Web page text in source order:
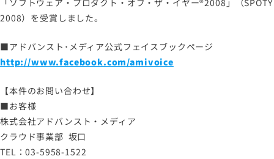
2008）を受賞しました。
■アドバンスト･メディア公式フェイスブックページ
http://www.facebook.com/amivoice
【本件のお問い合わせ】
■お客様
株式会社アドバンスト・メディア
クラウド事業部 坂口
TEL：03-5958-1522